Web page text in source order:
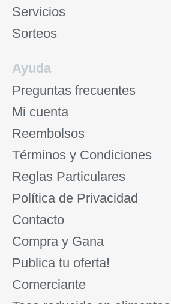
Servicios
Sorteos
Ayuda
Preguntas frecuentes
Mi cuenta
Reembolsos
Términos y Condiciones
Reglas Particulares
Política de Privacidad
Contacto
Compra y Gana
Publica tu oferta!
Comerciante